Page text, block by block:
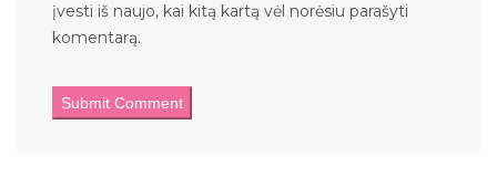
įvesti iš naujo, kai kitą kartą vėl norėsiu parašyti
komentarą.